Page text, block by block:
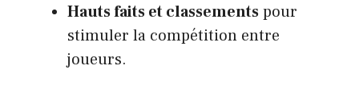
Hauts faits et classementspour
stimuler la compétition entre
joueurs.